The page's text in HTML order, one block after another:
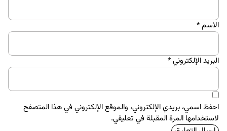
الاسم*
البريد الإلكتروني*
احفظ اسمي، بريدي الإلكتروني، والموقع الإلكتروني في هذا المتصفح
لاستخدامها المرة المقبلة في تعليقي.